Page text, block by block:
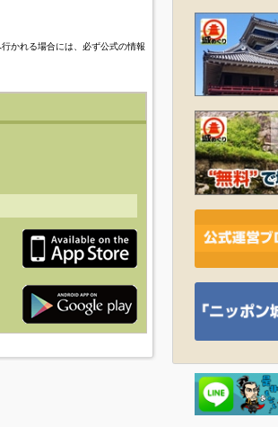
かれる場合には、必ず公式の情報